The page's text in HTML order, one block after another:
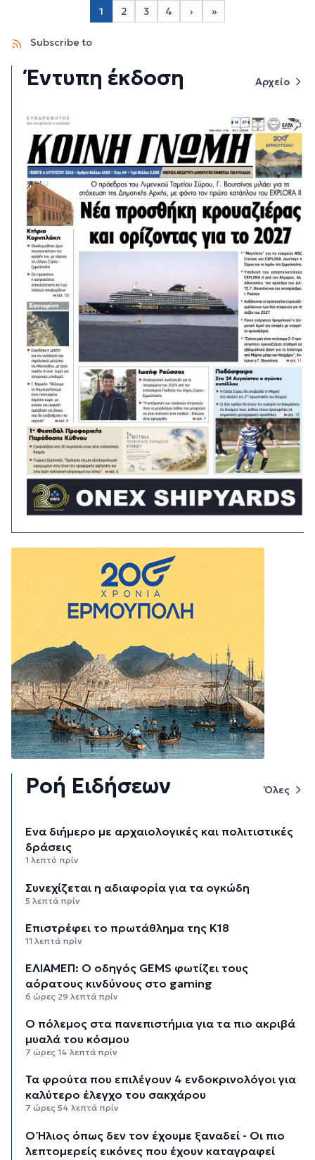
Σελιδοποίηση
1 Page 2
2 Page 3
3 Page 4
4
Next page
›
Last page
»
Subscribe to
Έντυπη έκδοση Αρχείο
Ροή Ειδήσεων Όλες
Ένα διήμερο με αρχαιολογικές και πολιτιστικές
δράσεις
1 λεπτό πρίν
Συνεχίζεται η αδιαφορία για τα ογκώδη
5 λεπτά πρίν
Επιστρέφει το πρωτάθλημα της Κ18
11 λεπτά πρίν
ΕΛΙΑΜΕΠ: Ο οδηγός GEMS φωτίζει τους
αόρατους κινδύνους στο gaming
6 ώρες 29 λεπτά πρίν
Ο πόλεμος στα πανεπιστήμια για τα πιο ακριβά
μυαλά του κόσμου
7 ώρες 14 λεπτά πρίν
Τα φρούτα που επιλέγουν 4 ενδοκρινολόγοι για
καλύτερο έλεγχο του σακχάρου
7 ώρες 54 λεπτά πρίν
Ο Ήλιος όπως δεν τον έχουμε ξαναδεί - Οι πιο
λεπτομερείς εικόνες που έχουν καταγραφεί